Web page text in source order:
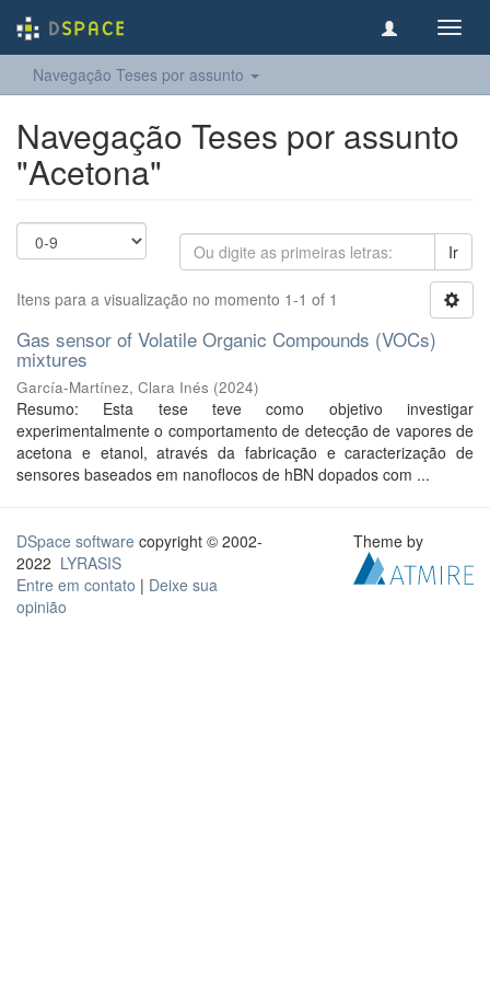
Navegação Teses por assunto
Navegação Teses por assunto
"Acetona"
Ir
Itens para a visualização no momento 1-1 of 1
Gas sensor of Volatile Organic Compounds (VOCs)
mixtures
García-Martínez, Clara Inés (2024)
Resumo: Esta tese teve como objetivo investigar
experimentalmente o comportamento de detecção de vapores de
acetona e etanol, através da fabricação e caracterização de
sensores baseados em nanoflocos de hBN dopados com ...
DSpace software copyright © 2002-
2022 LYRASIS
Entre em contato | Deixe sua
opinião
Theme by